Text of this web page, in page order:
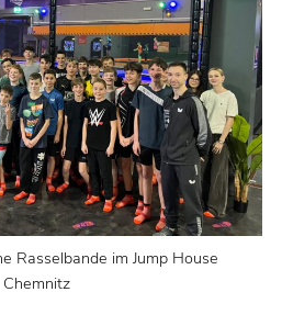
Rasselbande im Jump House
Chemnitz